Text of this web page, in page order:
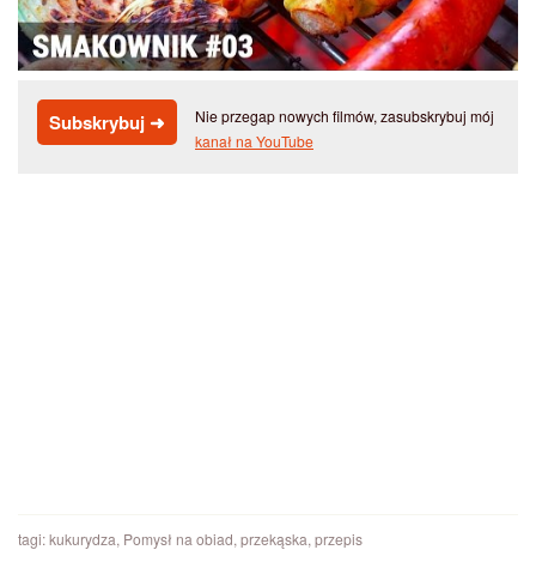
Subskrybuj ➜
Nie przegap nowych filmów, zasubskrybuj mój
kanał na YouTube
tagi:kukurydza, Pomysł na obiad, przekąska, przepis